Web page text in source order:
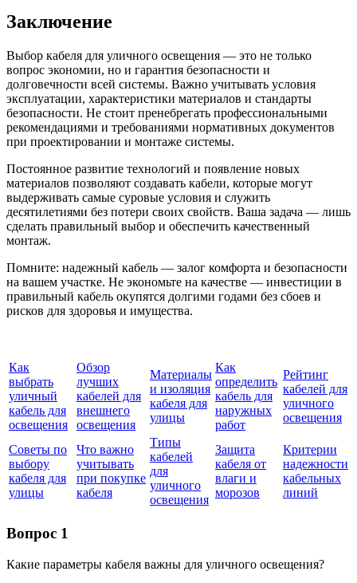
Заключение
Выбор кабеля для уличного освещения — это не только
вопрос экономии, но и гарантия безопасности и
долговечности всей системы. Важно учитывать условия
эксплуатации, характеристики материалов и стандарты
безопасности. Не стоит пренебрегать профессиональными
рекомендациями и требованиями нормативных документов
при проектировании и монтаже системы.
Постоянное развитие технологий и появление новых
материалов позволяют создавать кабели, которые могут
выдерживать самые суровые условия и служить
десятилетиями без потери своих свойств. Ваша задача — лишь
сделать правильный выбор и обеспечить качественный
монтаж.
Помните: надежный кабель — залог комфорта и безопасности
на вашем участке. Не экономьте на качестве — инвестиции в
правильный кабель окупятся долгими годами без сбоев и
рисков для здоровья и имущества.
Как
выбрать
уличный
кабель для
освещения
Обзор
лучших
кабелей для
внешнего
освещения
Материалы
и изоляция
кабеля для
улицы
Как
определить
кабель для
наружных
работ
Рейтинг
кабелей для
уличного
освещения
Советы по
выбору
кабеля для
улицы
Что важно
учитывать
при покупке
кабеля
Типы
кабелей
для
уличного
освещения
Защита
кабеля от
влаги и
морозов
Критерии
надежности
кабельных
линий
Вопрос 1
Какие параметры кабеля важны для уличного освещения?